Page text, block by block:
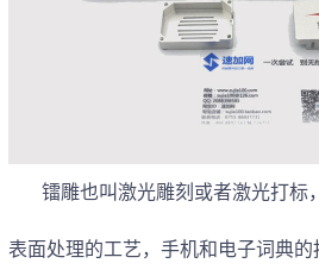
镭雕也叫激光雕刻或者激光打标
表面处理的工艺，手机和电子词典